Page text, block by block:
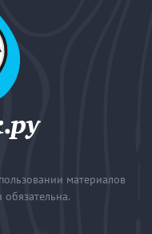
материалов